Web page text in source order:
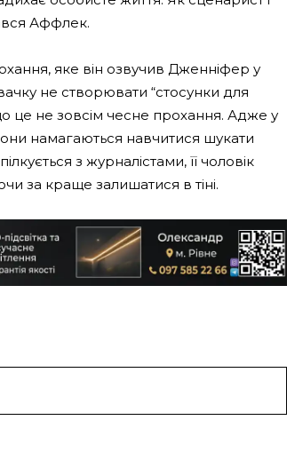
Аффлек.
яке він озвучив Дженніфер у
не створювати “стосунки для
це не зовсім чесне прохання. Адже у
намагаються навчитися шукати
з журналістами, її чоловік
за краще залишатися в тіні.